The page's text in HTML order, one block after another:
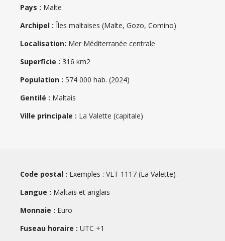
Pays : Malte
Archipel : Îles maltaises (Malte, Gozo, Comino)
Localisation: Mer Méditerranée centrale
Superficie : 316 km2
Population : 574 000 hab. (2024)
Gentilé : Maltais
Ville principale : La Valette (capitale)
Code postal : Exemples : VLT 1117 (La Valette)
Langue : Maltais et anglais
Monnaie : Euro
Fuseau horaire : UTC +1